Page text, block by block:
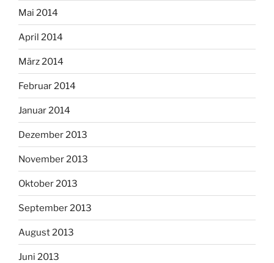
Mai 2014
April 2014
März 2014
Februar 2014
Januar 2014
Dezember 2013
November 2013
Oktober 2013
September 2013
August 2013
Juni 2013